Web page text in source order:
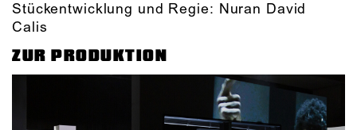
Stückentwicklung und Regie: Nuran David
Calis
ZUR PRODUKTION